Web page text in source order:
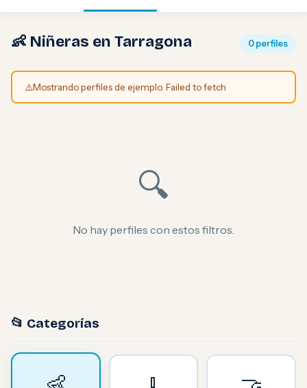
👶 Niñeras en Tarragona 0 perfiles
⚠️Mostrando perfiles de ejemplo. Failed to fetch
🔍
No hay perfiles con estos filtros.
📂 Categorías